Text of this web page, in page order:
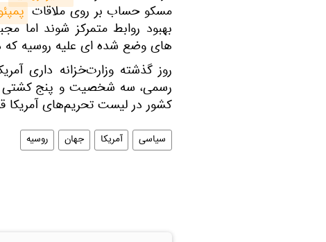
مسکو حساب بر روی ملاقات
بهبود روابط متمرکز شوند اما
های وضع شده ای علیه روسیه که
روز گذشته وزارت‌خزانه‌ داری
رسمی، سه شخصیت و پنج کشتی
کشور در لیست تحریم‌های آمریکا
سیاسی آمریکا جهان روسیه